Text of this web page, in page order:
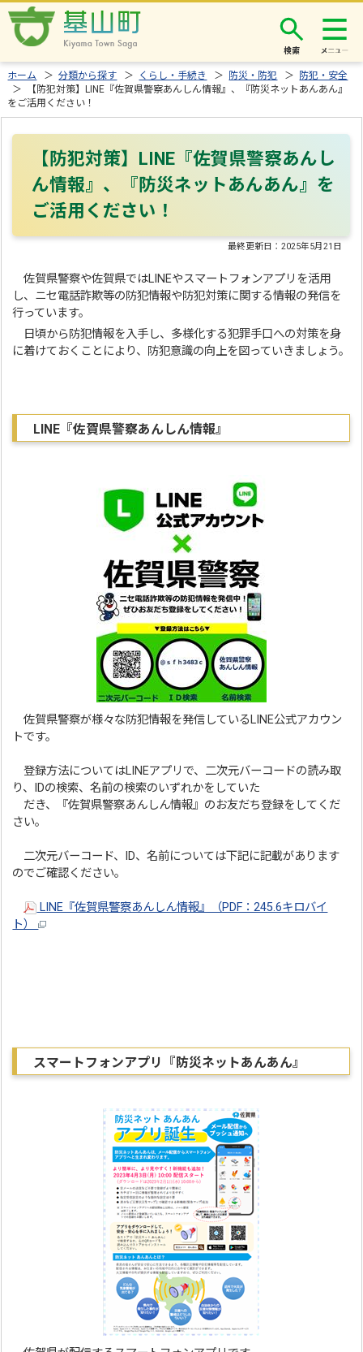
検索
ホーム ＞分類から探す ＞ くらし・手続き ＞ 防災・防犯 ＞
防犯・安全
＞ 【防犯対策】LINE『佐賀県警察あんしん情報』、『防災ネットあんあん』
をご活用ください！
【防犯対策】LINE『佐賀県警察あんし
ん情報』、『防災ネットあんあん』を
ご活用ください！
最終更新日：2025年5月21日
佐賀県警察や佐賀県ではLINEやスマートフォンアプリを活用
し、ニセ電話詐欺等の防犯情報や防犯対策に関する情報の発信を
行っています。
日頃から防犯情報を入手し、多様化する犯罪手口への対策を身
に着けておくことにより、防犯意識の向上を図っていきましょう。
LINE『佐賀県警察あんしん情報』
佐賀県警察が様々な防犯情報を発信しているLINE公式アカウン
トです。
登録方法についてはLINEアプリで、二次元バーコードの読み取
り、IDの検索、名前の検索のいずれかをしていた
だき、『佐賀県警察あんしん情報』のお友だち登録をしてくだ
さい。
二次元バーコード、ID、名前については下記に記載があります
のでご確認ください。
LINE『佐賀県警察あんしん情報』（PDF：245.6キロバイ
ト）
スマートフォンアプリ『防災ネットあんあん』